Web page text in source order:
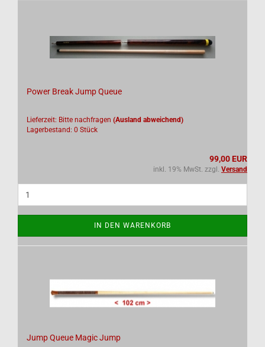
Power Break Jump Queue
Lieferzeit: Bitte nachfragen (Ausland abweichend)
Lagerbestand: 0 Stück
99,00 EUR
inkl. 19% MwSt. zzgl. Versand
IN DEN WARENKORB
Jump Queue Magic Jump